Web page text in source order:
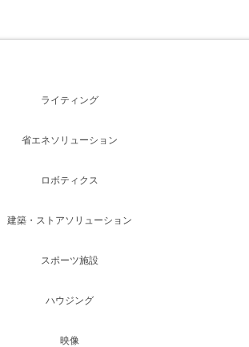
ライティング
省エネソリューション
ロボティクス
建築・ストアソリューション
スポーツ施設
ハウジング
映像